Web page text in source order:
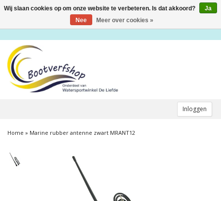
Inloggen
Toggle
Home » Marine rubber antenne zwart MRANT12
Wij slaan cookies op om onze website te verbeteren. Is dat akkoord?
Ja
Nee
Meer over cookies »